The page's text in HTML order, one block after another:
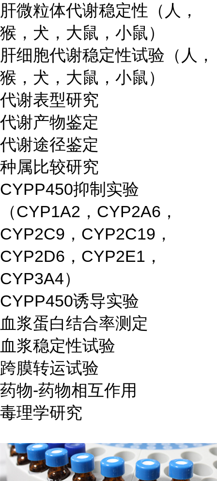
肝微粒体代谢稳定性（人，
猴，犬，大鼠，小鼠）
肝细胞代谢稳定性试验（人，
猴，犬，大鼠，小鼠）
代谢表型研究
代谢产物鉴定
代谢途径鉴定
种属比较研究
CYPP450抑制实验
（CYP1A2，CYP2A6，
CYP2C9，CYP2C19，
CYP2D6，CYP2E1，
CYP3A4）
CYPP450诱导实验
血浆蛋白结合率测定
血浆稳定性试验
跨膜转运试验
药物-药物相互作用
毒理学研究